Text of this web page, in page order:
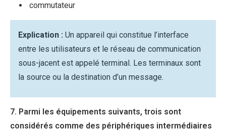
commutateur
Explication : Un appareil qui constitue l’interface
entre les utilisateurs et le réseau de communication
sous-jacent est appelé terminal. Les terminaux sont
la source ou la destination d’un message.
7. Parmi les équipements suivants, trois sont
considérés comme des périphériques intermédiaires